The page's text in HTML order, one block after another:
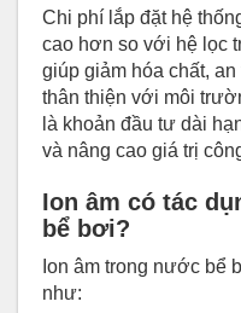
Chi phí lắp đặt hệ
cao hơn so với hệ lọc
giúp giảm hóa chất,
thân thiện với môi
là khoản đầu tư dài
và nâng cao giá trị
Ion âm có tác
bể bơi?
Ion âm trong nước bể
như: